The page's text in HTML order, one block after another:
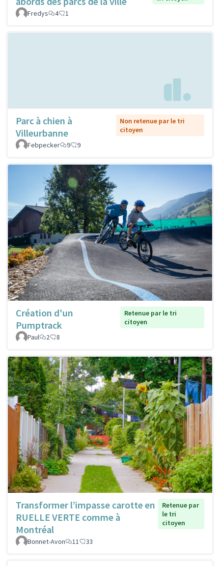
Fredys
4 1
Parc à chien à
Villeurbanne
Non retenue par le tri
citoyen
Febpecker
9 9
Création d'un
Pumptrack
Retenue par le tri
citoyen
Paul
2 8
Transformer l’impasse carotte en
RUELLE VERTE comme à
Montréal
Retenue par
le tri
citoyen
Bonnet-Avon 11 33